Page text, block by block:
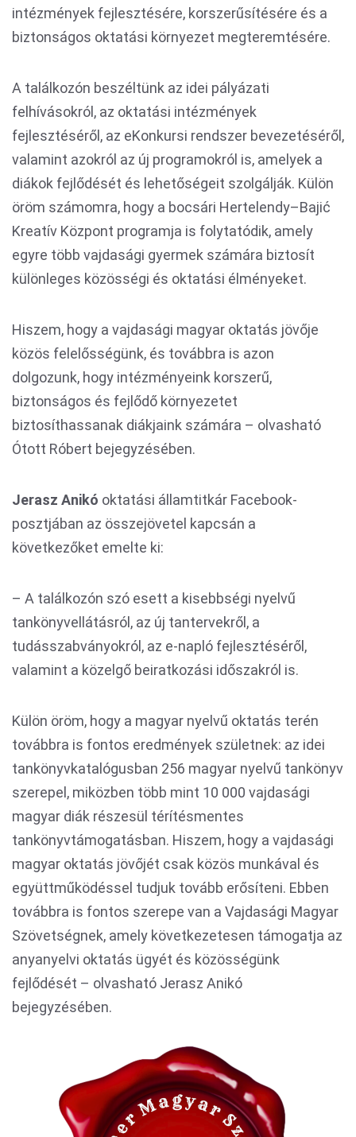
intézmények fejlesztésére, korszerűsítésére és a
biztonságos oktatási környezet megteremtésére.
A találkozón beszéltünk az idei pályázati
felhívásokról, az oktatási intézmények
fejlesztéséről, az eKonkursi rendszer bevezetéséről,
valamint azokról az új programokról is, amelyek a
diákok fejlődését és lehetőségeit szolgálják. Külön
öröm számomra, hogy a bocsári Hertelendy–Bajić
Kreatív Központ programja is folytatódik, amely
egyre több vajdasági gyermek számára biztosít
különleges közösségi és oktatási élményeket.
Hiszem, hogy a vajdasági magyar oktatás jövője
közös felelősségünk, és továbbra is azon
dolgozunk, hogy intézményeink korszerű,
biztonságos és fejlődő környezetet
biztosíthassanak diákjaink számára – olvasható
Ótott Róbert bejegyzésében.
Jerasz Anikó oktatási államtitkár Facebook-
posztjában az összejövetel kapcsán a
következőket emelte ki:
– A találkozón szó esett a kisebbségi nyelvű
tankönyvellátásról, az új tantervekről, a
tudásszabványokról, az e-napló fejlesztéséről,
valamint a közelgő beiratkozási időszakról is.
Külön öröm, hogy a magyar nyelvű oktatás terén
továbbra is fontos eredmények születnek: az idei
tankönyvkatalógusban 256 magyar nyelvű tankönyv
szerepel, miközben több mint 10 000 vajdasági
magyar diák részesül térítésmentes
tankönyvtámogatásban. Hiszem, hogy a vajdasági
magyar oktatás jövőjét csak közös munkával és
együttműködéssel tudjuk tovább erősíteni. Ebben
továbbra is fontos szerepe van a Vajdasági Magyar
Szövetségnek, amely következetesen támogatja az
anyanyelvi oktatás ügyét és közösségünk
fejlődését – olvasható Jerasz Anikó
bejegyzésében.